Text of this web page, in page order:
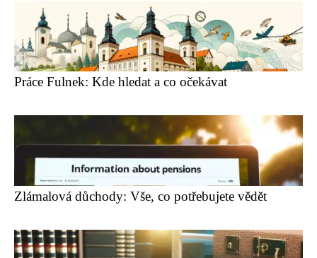
Práce Fulnek: Kde hledat a co očekávat
Zlámalová důchody: Vše, co potřebujete vědět